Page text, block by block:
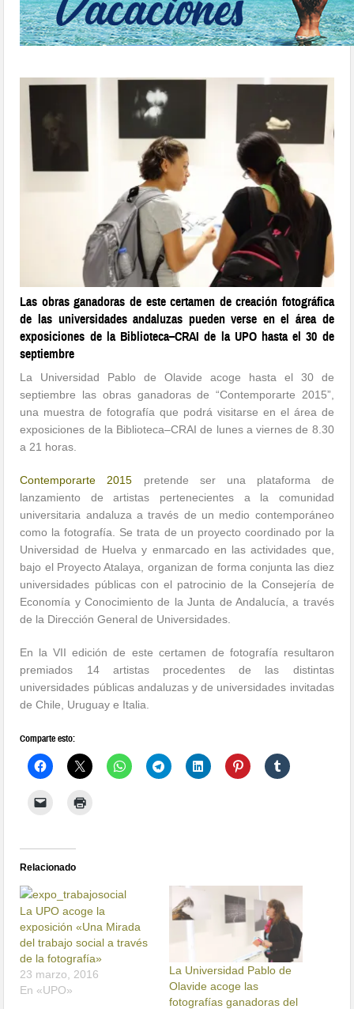
Las obras ganadoras de este certamen de creación fotográfica
de las universidades andaluzas pueden verse en el área de
exposiciones de la Biblioteca–CRAI de la UPO hasta el 30 de
septiembre
La Universidad Pablo de Olavide acoge hasta el 30 de
septiembre las obras ganadoras de “Contemporarte 2015”,
una muestra de fotografía que podrá visitarse en el área de
exposiciones de la Biblioteca–CRAI de lunes a viernes de 8.30
a 21 horas.
Contemporarte 2015 pretende ser una plataforma de
lanzamiento de artistas pertenecientes a la comunidad
universitaria andaluza a través de un medio contemporáneo
como la fotografía. Se trata de un proyecto coordinado por la
Universidad de Huelva y enmarcado en las actividades que,
bajo el Proyecto Atalaya, organizan de forma conjunta las diez
universidades públicas con el patrocinio de la Consejería de
Economía y Conocimiento de la Junta de Andalucía, a través
de la Dirección General de Universidades.
En la VII edición de este certamen de fotografía resultaron
premiados 14 artistas procedentes de las distintas
universidades públicas andaluzas y de universidades invitadas
de Chile, Uruguay e Italia.
Comparte esto:
Relacionado
La UPO acoge la
exposición «Una Mirada
del trabajo social a través
de la fotografía»
23 marzo, 2016
En «UPO»
La Universidad Pablo de
Olavide acoge las
fotografías ganadoras del